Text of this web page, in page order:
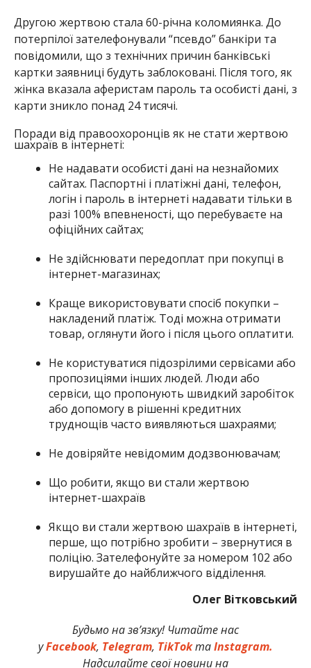
Другою жертвою стала 60-річна коломиянка. До
потерпілої зателефонували “псевдо” банкіри та
повідомили, що з технічних причин банківські
картки заявниці будуть заблоковані. Після того, як
жінка вказала аферистам пароль та особисті дані, з
карти зникло понад 24 тисячі.
Поради від правоохоронців як не стати жертвою
шахраїв в інтернеті:
Не надавати особисті дані на незнайомих
сайтах. Паспортні і платіжні дані, телефон,
логін і пароль в інтернеті надавати тільки в
разі 100% впевненості, що перебуваєте на
офіційних сайтах;
Не здійснювати передоплат при покупці в
інтернет-магазинах;
Краще використовувати спосіб покупки –
накладений платіж. Тоді можна отримати
товар, оглянути його і після цього оплатити.
Не користуватися підозрілими сервісами або
пропозиціями інших людей. Люди або
сервіси, що пропонують швидкий заробіток
або допомогу в рішенні кредитних
труднощів часто виявляються шахраями;
Не довіряйте невідомим додзвонювачам;
Що робити, якщо ви стали жертвою
інтернет-шахраїв
Якщо ви стали жертвою шахраїв в інтернеті,
перше, що потрібно зробити – звернутися в
поліцію. Зателефонуйте за номером 102 або
вирушайте до найближчого відділення.
Олег Вітковський
Будьмо на зв’язку! Читайте нас
уFacebook, Telegram, TikTokтаInstagram.
Надсилайте свої новини на